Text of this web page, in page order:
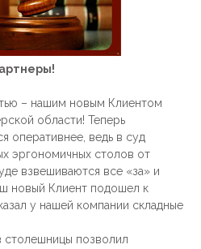
– нашим новым Клиентом
области! Теперь
оперативнее, ведь в суд
эргономичных столов от
взвешиваются все «за» и
новый Клиент подошел к
у нашей компании складные
позволил